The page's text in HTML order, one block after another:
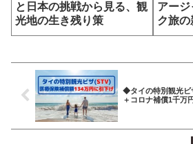
と日本の挑戦から見る、観
光地の生き残り策
アージ
ク旅
◆タイの特別観光ビ
＋コロナ補償1千万円